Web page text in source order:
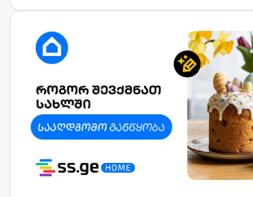
ნაკვეთის შეფასება, ერთი შეხედვ…